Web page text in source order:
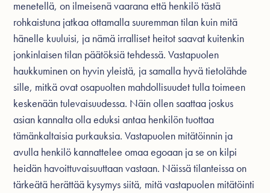
menetellä, on ilmeisenä vaarana että henkilö tästä
rohkaistuna jatkaa ottamalla suuremman tilan kuin mitä
hänelle kuuluisi, ja nämä irralliset heitot saavat kuitenkin
jonkinlaisen tilan päätöksiä tehdessä. Vastapuolen
haukkuminen on hyvin yleistä, ja samalla hyvä tietolähde
sille, mitkä ovat osapuolten mahdollisuudet tulla toimeen
keskenään tulevaisuudessa. Näin ollen saattaa joskus
asian kannalta olla eduksi antaa henkilön tuottaa
tämänkaltaisia purkauksia. Vastapuolen mitätöinnin ja
avulla henkilö kannattelee omaa egoaan ja se on kilpi
heidän havoittuvaisuuttaan vastaan. Näissä tilanteissa on
tärkeätä herättää kysymys siitä, mitä vastapuolen mitätöinti